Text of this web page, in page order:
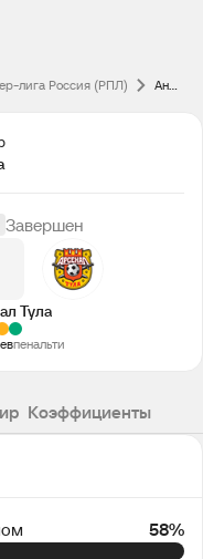
лига Россия (РПЛ) Анжи - Арсенал Тула: обзор матча
Завершен
Тула
пенальти
Коэффициенты
58%